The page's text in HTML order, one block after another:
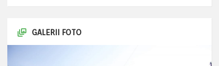
GALERII FOTO